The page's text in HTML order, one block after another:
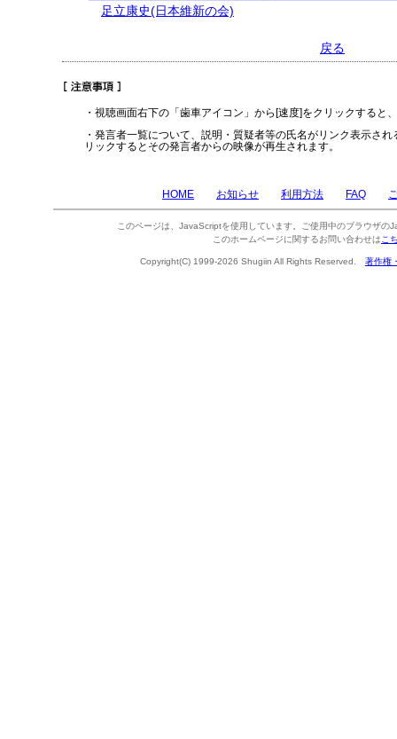
足立康史(日本維新の会)
戻る
・視聴画面右下の「歯車アイコン」から[速度]をクリックすると
・発言者一覧について、説明・質疑者等の氏名がリンク表示さ
リックするとその発言者からの映像が再生されます。
HOME お知らせ 利用方法 FAQ
このページは、JavaScriptを使用しています。ご使用中のブラウザの
このホームページに関するお問い合わせは こ
Copyright(C) 1999-2026 Shugiin All Rights Reserved. 著作権